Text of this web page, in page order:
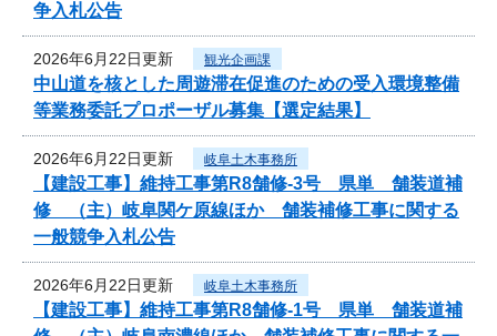
争入札公告
2026年6月22日更新 観光企画課
中山道を核とした周遊滞在促進のための受入環境整備
等業務委託プロポーザル募集【選定結果】
2026年6月22日更新 岐阜土木事務所
【建設工事】維持工事第R8舗修-3号 県単 舗装道補
修 （主）岐阜関ケ原線ほか 舗装補修工事に関する
一般競争入札公告
2026年6月22日更新 岐阜土木事務所
【建設工事】維持工事第R8舗修-1号 県単 舗装道補